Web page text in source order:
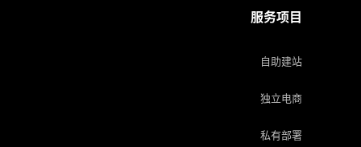
服务项目
自助建站
独立电商
私有部署